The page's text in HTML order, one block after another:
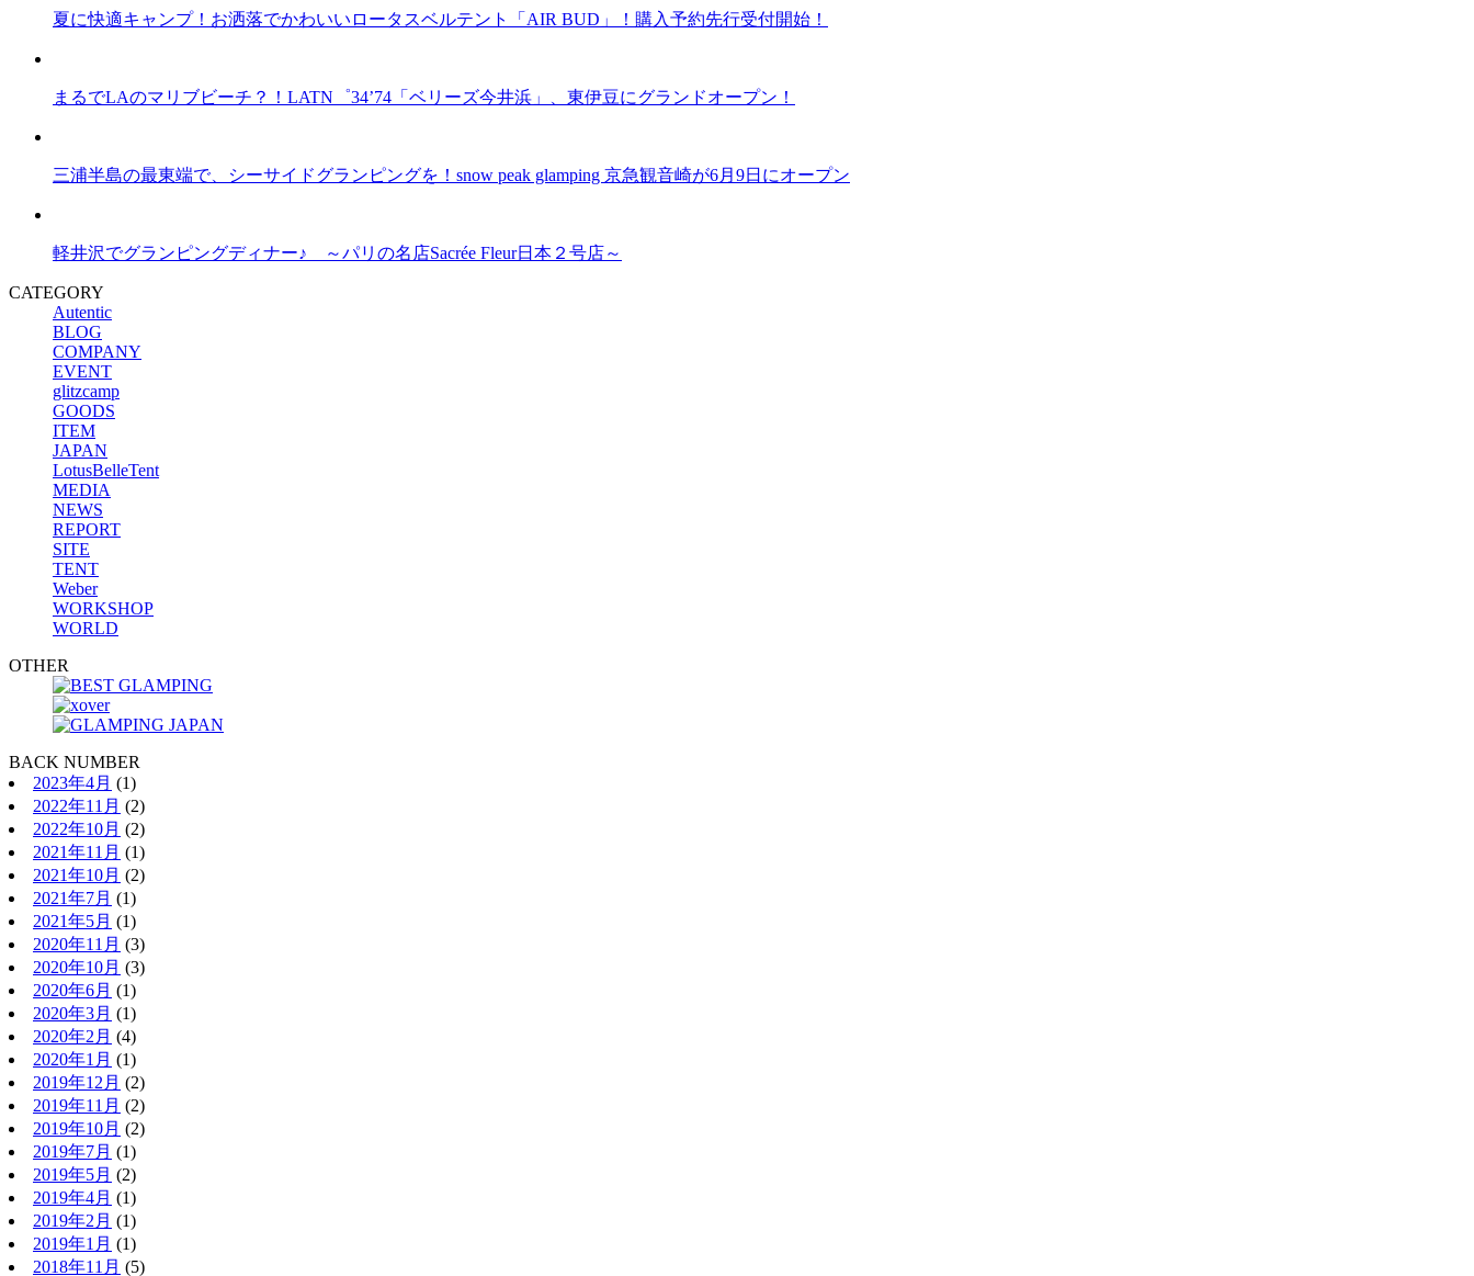
夏に快適キャンプ！お洒落でかわいいロータスベルテント「AIR BUD」！購入予約先行受付開始！
まるでLAのマリブビーチ？！LATN゜34’74「ベリーズ今井浜」、東伊豆にグランドオープン！
三浦半島の最東端で、シーサイドグランピングを！snow peak glamping 京急観音崎が6月9日にオープン
軽井沢でグランピングディナー♪ ～パリの名店Sacrée Fleur日本２号店～
CATEGORY
Autentic
BLOG
COMPANY
EVENT
glitzcamp
GOODS
ITEM
JAPAN
LotusBelleTent
MEDIA
NEWS
REPORT
SITE
TENT
Weber
WORKSHOP
WORLD
OTHER
BACK NUMBER
2023年4月 (1)
2022年11月 (2)
2022年10月 (2)
2021年11月 (1)
2021年10月 (2)
2021年7月 (1)
2021年5月 (1)
2020年11月 (3)
2020年10月 (3)
2020年6月 (1)
2020年3月 (1)
2020年2月 (4)
2020年1月 (1)
2019年12月 (2)
2019年11月 (2)
2019年10月 (2)
2019年7月 (1)
2019年5月 (2)
2019年4月 (1)
2019年2月 (1)
2019年1月 (1)
2018年11月 (5)